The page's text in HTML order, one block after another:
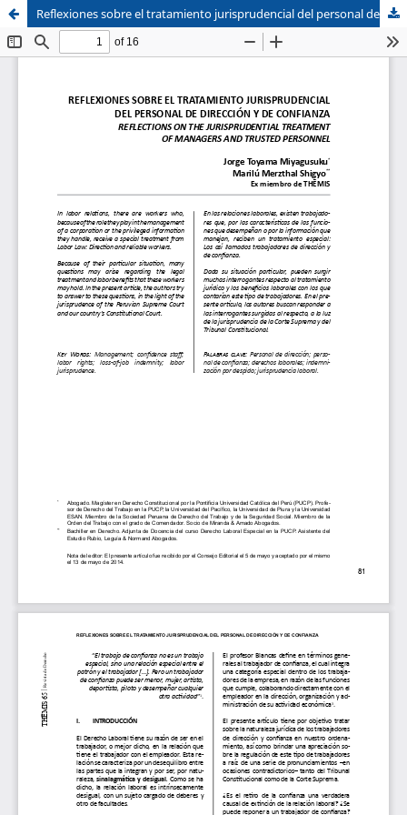
Sistema de
Bibliotecas
Facultad de
Derecho
Reflexiones sobre el tratamiento jurisprudencial del personal de dirección y de confianza